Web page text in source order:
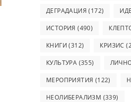
ДЕГРАДАЦИЯ (172)
ИСТОРИЯ (490)
КНИГИ (312) КРИЗИС
КУЛЬТУРА (355)
МЕРОПРИЯТИЯ (122)
НЕОЛИБЕРАЛИЗМ (339)